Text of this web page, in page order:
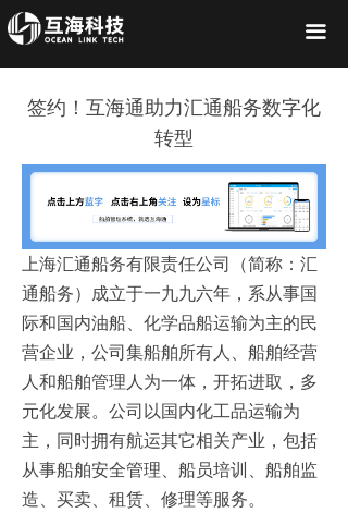
끀
签约！互海通助力汇通船务数字化
转型
上海汇通船务有限责任公司（简称：汇
通船务）成立于一九九六年，系从事国
际和国内油船、化学品船运输为主的民
营企业，公司集船舶所有人、船舶经营
人和船舶管理人为一体，开拓进取，多
元化发展。公司以国内化工品运输为
主，同时拥有航运其它相关产业，包括
从事船舶安全管理、船员培训、船舶监
造、买卖、租赁、修理等服务。